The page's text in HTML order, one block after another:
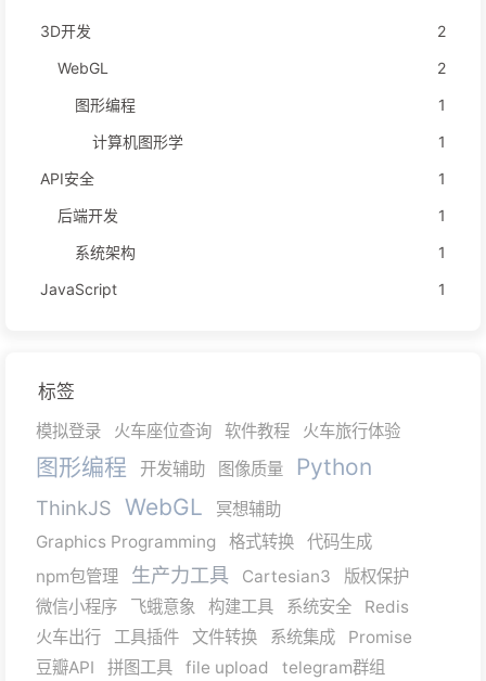
3D开发
2
WebGL
2
图形编程
1
计算机图形学
1
API安全
1
后端开发
1
系统架构
1
JavaScript
1
标签
模拟登录 火车座位查询 软件教程 火车旅行体验
图形编程 开发辅助 图像质量 Python
ThinkJS WebGL
冥想辅助
Graphics Programming
格式转换
代码生成
npm包管理
生产力工具 Cartesian3
版权保护
微信小程序
飞蛾意象 构建工具 系统安全
Redis
火车出行
工具插件 文件转换 系统集成
Promise
豆瓣API
拼图工具 file upload
telegram群组